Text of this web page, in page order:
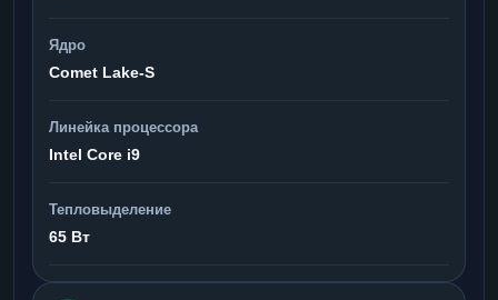
Ядро
Comet Lake-S
Линейка процессора
Intel Core i9
Тепловыделение
65 Вт